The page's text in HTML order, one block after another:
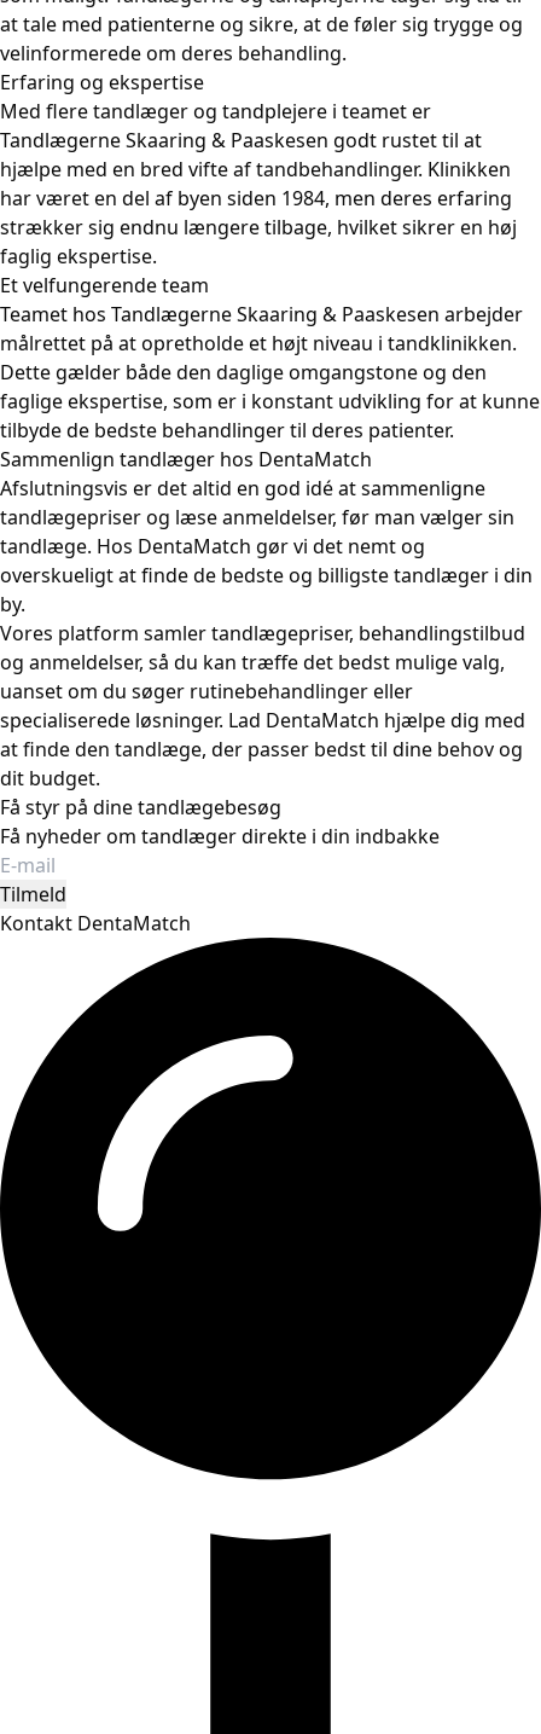
at tale med patienterne og sikre, at de føler sig trygge og
velinformerede om deres behandling.
Erfaring og ekspertise
Med flere tandlæger og tandplejere i teamet er
Tandlægerne Skaaring & Paaskesen godt rustet til at
hjælpe med en bred vifte af tandbehandlinger. Klinikken
har været en del af byen siden 1984, men deres erfaring
strækker sig endnu længere tilbage, hvilket sikrer en høj
faglig ekspertise.
Et velfungerende team
Teamet hos Tandlægerne Skaaring & Paaskesen arbejder
målrettet på at opretholde et højt niveau i tandklinikken.
Dette gælder både den daglige omgangstone og den
faglige ekspertise, som er i konstant udvikling for at kunne
tilbyde de bedste behandlinger til deres patienter.
Sammenlign tandlæger hos DentaMatch
Afslutningsvis er det altid en god idé at sammenligne
tandlægepriser og læse anmeldelser, før man vælger sin
tandlæge. Hos DentaMatch gør vi det nemt og
overskueligt at finde de bedste og billigste tandlæger i din
by.
Vores platform samler tandlægepriser, behandlingstilbud
og anmeldelser, så du kan træffe det bedst mulige valg,
uanset om du søger rutinebehandlinger eller
specialiserede løsninger. Lad DentaMatch hjælpe dig med
at finde den tandlæge, der passer bedst til dine behov og
dit budget.
Få styr på dine tandlægebesøg
Få nyheder om tandlæger direkte i din indbakke
Tilmeld
Kontakt DentaMatch